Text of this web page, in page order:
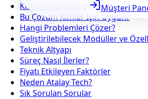
Müşteri
Kısa Değer Önerisi
Bu Çözüm Kimler İçin Uygun?
Hangi Problemleri Çözer?
Geliştirilebilecek Modüller ve
Teknik Altyapı
Süreç Nasıl İlerler?
Fiyatı Etkileyen Faktörler
Neden Atalay Tech?
Sık Sorulan Sorular